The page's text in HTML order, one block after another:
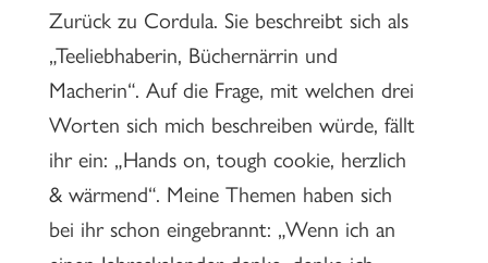
Zurück zu Cordula. Sie beschreibt sich als
„Teeliebhaberin, Büchernärrin und
Macherin“. Auf die Frage, mit welchen drei
Worten sich mich beschreiben würde, fällt
ihr ein: „Hands on, tough cookie, herzlich
& wärmend“. Meine Themen haben sich
bei ihr schon eingebrannt: „Wenn ich an